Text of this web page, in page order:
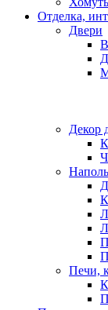
Отделка,
Двери
Декор
Печи,